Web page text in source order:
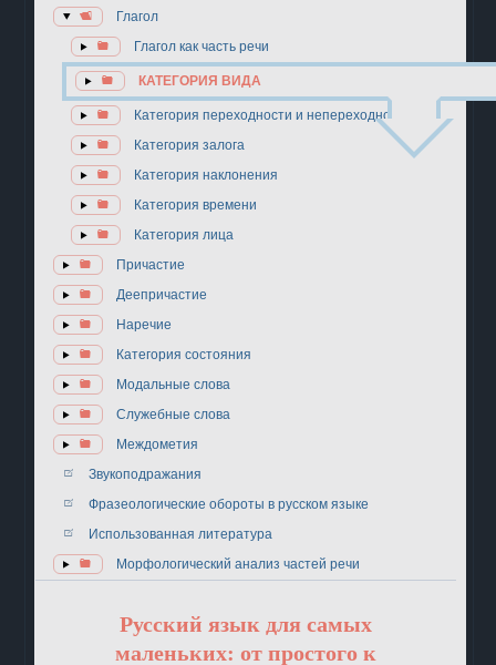
Глагол
Глагол как часть речи
КАТЕГОРИЯ ВИДА
Категория переходности и непереходности
Категория залога
Категория наклонения
Категория времени
Категория лица
Причастие
Деепричастие
Наречие
Категория состояния
Модальные слова
Служебные слова
Междометия
Звукоподражания
Фразеологические обороты в русском языке
Использованная литература
Морфологический анализ частей речи
Русский язык для самых
маленьких: от простого к